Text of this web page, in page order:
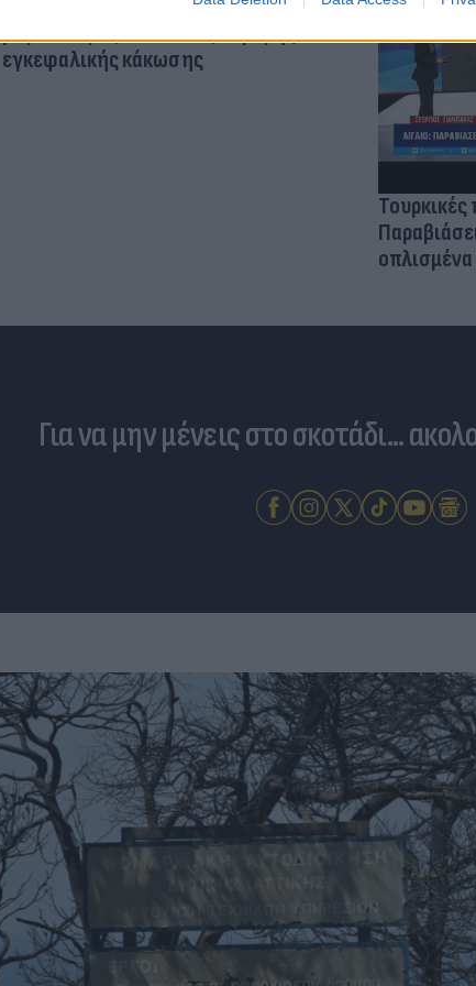
Ηλεκτρικά πατίνια: 3,5 φορές
μεγαλύτερος ο κίνδυνος σοβαρής
εγκεφαλικής κάκωσης
Τουρκικές
Για να μην μένεις στο σκοτάδι...